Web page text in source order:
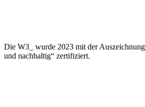
Die W3_ wurde 2023 mit der
und nachhaltig“ zertifiziert.